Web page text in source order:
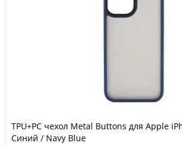
TPU+PC чехол Metal Buttons для Apple
Синий / Navy Blue